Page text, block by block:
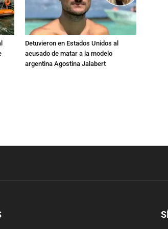
Detuvieron en Estados Unidos al
acusado de matar a la modelo
argentina Agostina Jalabert